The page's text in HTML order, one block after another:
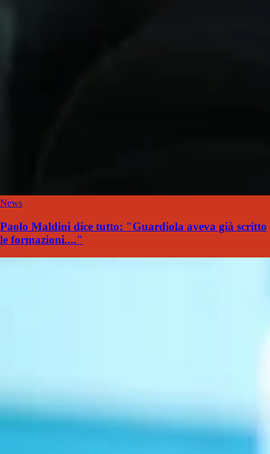
News
Paolo Maldini dice tutto: "Guardiola aveva già scritto
le formazioni...."